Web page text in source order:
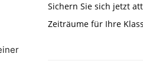
Sichern Sie sich jetzt
Zeiträume für Ihre